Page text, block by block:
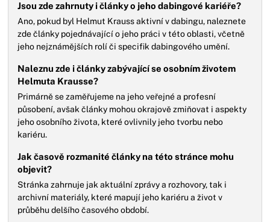
Jsou zde zahrnuty i články o jeho dabingové kariéře?
Ano, pokud byl Helmut Krauss aktivní v dabingu, naleznete
zde články pojednávající o jeho práci v této oblasti, včetně
jeho nejznámějších rolí či specifik dabingového umění.
Naleznu zde i články zabývající se osobním životem
Helmuta Krausse?
Primárně se zaměřujeme na jeho veřejné a profesní
působení, avšak články mohou okrajově zmiňovat i aspekty
jeho osobního života, které ovlivnily jeho tvorbu nebo
kariéru.
Jak časově rozmanité články na této stránce mohu
objevit?
Stránka zahrnuje jak aktuální zprávy a rozhovory, tak i
archivní materiály, které mapují jeho kariéru a život v
průběhu delšího časového období.